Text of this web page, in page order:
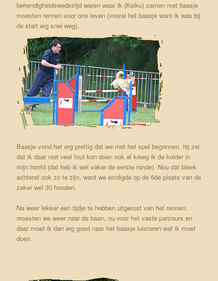
behendigheidswedstrijd waren waar ik (Keiko) samen met baasje
moesten rennen voor ons leven (vooral het baasje want ik was bij
de start erg snel weg).
Baasje vond het erg prettig dat we met het spel begonnen, hij zei
dat ik daar niet veel fout kon doen ook al kreeg ik de kolder in
mijn hoofd (dat heb ik wel vaker de eerste ronde). Nou dat bleek
achteraf ook zo te zijn, want we eindigde op de 6de plaats van de
zeker wel 30 honden.
Na weer lekker een tijdje te hebben uitgerust van het rennen,
moesten we weer naar de baan, nu voor het vaste parcours en
daar moet ik dan erg goed naar het baasje luisteren wat ik moet
doen.